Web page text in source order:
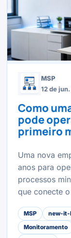
MSP
12 de
Como
pode
primeiro
Uma nova
anos para
processos
que conecte
MSP new-it-
Monitoramento